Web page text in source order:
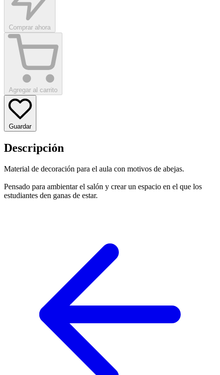
Comprar ahora
Agregar al carrito
Guardar
Descripción
Material de decoración para el aula con motivos de abejas.
Pensado para ambientar el salón y crear un espacio en el que los
estudiantes den ganas de estar.